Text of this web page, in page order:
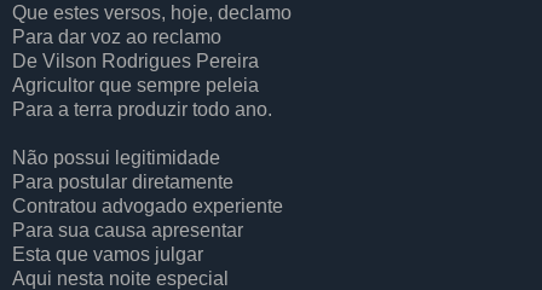
Que estes versos, hoje, declamo
Para dar voz ao reclamo
De Vilson Rodrigues Pereira
Agricultor que sempre peleia
Para a terra produzir todo ano.
Não possui legitimidade
Para postular diretamente
Contratou advogado experiente
Para sua causa apresentar
Esta que vamos julgar
Aqui nesta noite especial